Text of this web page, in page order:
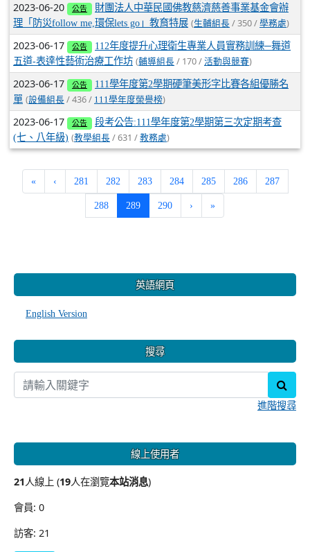
2023-06-20 公告
財團法人中華民國佛教慈濟慈善事業基金會辦
理「防災follow me,環保lets go」教育特展 (生輔組長 / 350 / 學務處)
2023-06-17 公告
112年度提升心理衛生專業人員實務訓練─舞道
五道-表達性藝術治療工作坊 (輔導組長 / 170 / 活動與競賽)
2023-06-17 公告
111學年度第2學期硬筆美形字比賽各組優勝名
單 (設備組長 / 436 / 111學年度榮譽榜)
2023-06-17 公告
段考公告:111學年度第2學期第三次定期考查
(七、八年級) (教學組長 / 631 / 教務處)
« ‹ 281 282 283 284 285 286 287
288 289(current)
290 › »
英語網頁
English Version
搜尋
進階搜尋
線上使用者
21人線上 (19人在瀏覽本站消息)
會員: 0
訪客: 21